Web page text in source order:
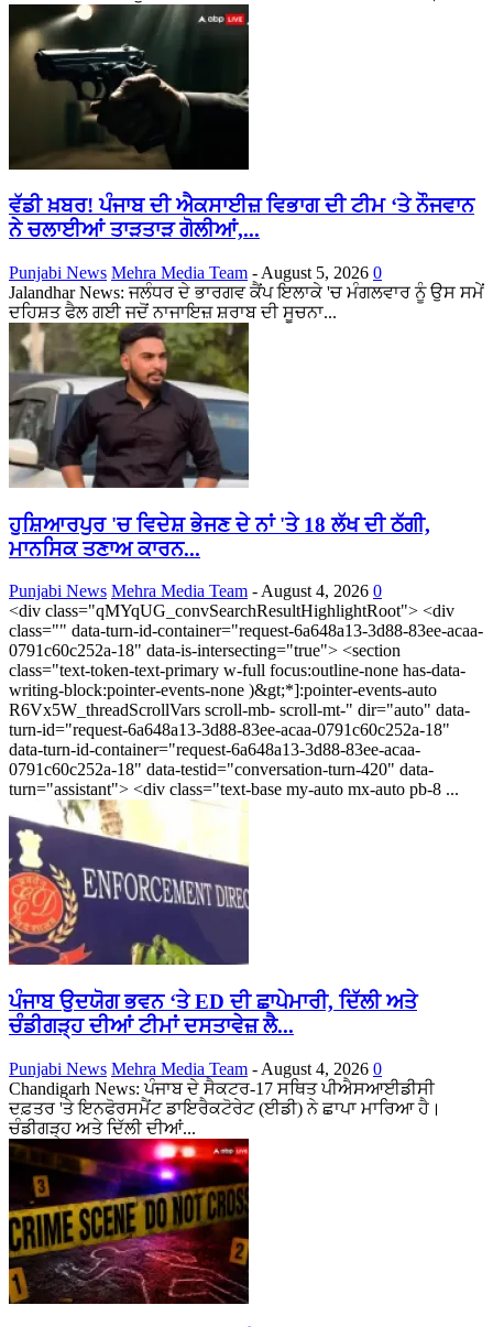
ਵੱਡੀ ਖ਼ਬਰ! ਪੰਜਾਬ ਦੀ ਐਕਸਾਈਜ਼ ਵਿਭਾਗ ਦੀ ਟੀਮ ‘ਤੇ ਨੌਜਵਾਨ
ਨੇ ਚਲਾਈਆਂ ਤਾੜਤਾੜ ਗੋਲੀਆਂ,...
Punjabi News Mehra Media Team - August 5, 2026 0
Jalandhar News: ਜਲੰਧਰ ਦੇ ਭਾਰਗਵ ਕੈਂਪ ਇਲਾਕੇ 'ਚ ਮੰਗਲਵਾਰ ਨੂੰ ਉਸ ਸਮੇਂ
ਦਹਿਸ਼ਤ ਫੈਲ ਗਈ ਜਦੋਂ ਨਾਜਾਇਜ਼ ਸ਼ਰਾਬ ਦੀ ਸੂਚਨਾ...
ਹੁਸ਼ਿਆਰਪੁਰ 'ਚ ਵਿਦੇਸ਼ ਭੇਜਣ ਦੇ ਨਾਂ 'ਤੇ 18 ਲੱਖ ਦੀ ਠੱਗੀ,
ਮਾਨਸਿਕ ਤਣਾਅ ਕਾਰਨ...
Punjabi News Mehra Media Team - August 4, 2026 0
<div class="qMYqUG_convSearchResultHighlightRoot"> <div
class="" data-turn-id-container="request-6a648a13-3d88-83ee-acaa-
0791c60c252a-18" data-is-intersecting="true"> <section
class="text-token-text-primary w-full focus:outline-none has-data-
writing-block:pointer-events-none )&gt;*]:pointer-events-auto
R6Vx5W_threadScrollVars scroll-mb- scroll-mt-" dir="auto" data-
turn-id="request-6a648a13-3d88-83ee-acaa-0791c60c252a-18"
data-turn-id-container="request-6a648a13-3d88-83ee-acaa-
0791c60c252a-18" data-testid="conversation-turn-420" data-
turn="assistant"> <div class="text-base my-auto mx-auto pb-8 ...
ਪੰਜਾਬ ਉਦਯੋਗ ਭਵਨ ‘ਤੇ ED ਦੀ ਛਾਪੇਮਾਰੀ, ਦਿੱਲੀ ਅਤੇ
ਚੰਡੀਗੜ੍ਹ ਦੀਆਂ ਟੀਮਾਂ ਦਸਤਾਵੇਜ਼ ਲੈ...
Punjabi News Mehra Media Team - August 4, 2026 0
Chandigarh News: ਪੰਜਾਬ ਦੇ ਸੈਕਟਰ-17 ਸਥਿਤ ਪੀਐਸਆਈਡੀਸੀ
ਦਫ਼ਤਰ 'ਤੇ ਇਨਫੋਰਸਮੈਂਟ ਡਾਇਰੈਕਟੋਰੇਟ (ਈਡੀ) ਨੇ ਛਾਪਾ ਮਾਰਿਆ ਹੈ।
ਚੰਡੀਗੜ੍ਹ ਅਤੇ ਦਿੱਲੀ ਦੀਆਂ...